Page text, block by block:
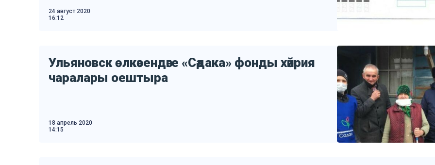
24 август 2020
16:12
Ульяновск өлкәсендәге «Сәдака» фонды хәйрия
чаралары оештыра
18 апрель 2020
14:15